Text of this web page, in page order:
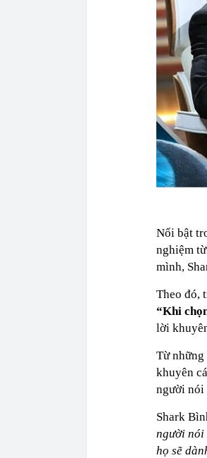
Nổi bật
nghiệm
mình,
Theo đó,
“Khi
lời
Từ
khuyên
người nói
Shark
người nói
họ sẽ